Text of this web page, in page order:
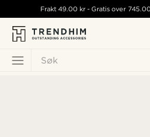
Søk
Frakt49.00 kr - Gratis over